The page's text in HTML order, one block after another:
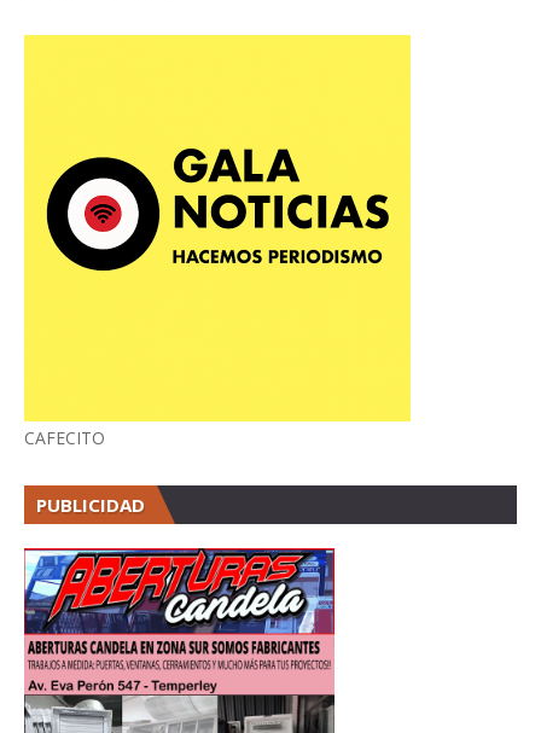
CAFECITO
PUBLICIDAD